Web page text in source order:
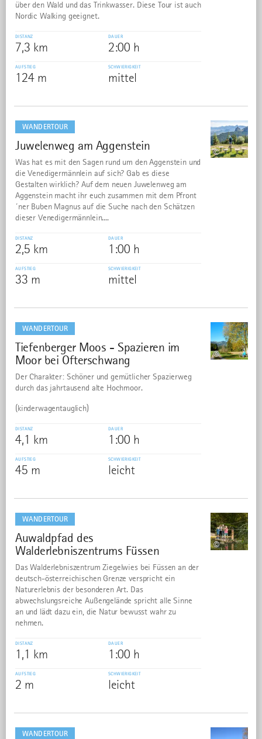
über den Wald und das Trinkwasser. Diese Tour ist auch
Nordic Walking geeignet.
DISTANZ
7,3 km
DAUER
2:00 h
AUFSTIEG
124 m
SCHWIERIGKEIT
mittel
WANDERTOUR
31
Juwelenweg am Aggenstein
©
Was hat es mit den Sagen rund um den Aggenstein und
die Venedigermännlein auf sich? Gab es diese
Gestalten wirklich? Auf dem neuen Juwelenweg am
Aggenstein macht ihr euch zusammen mit dem Pfront
´ner Buben Magnus auf die Suche nach den Schätzen
dieser Venedigermännlein....
DISTANZ
2,5 km
DAUER
1:00 h
AUFSTIEG
33 m
SCHWIERIGKEIT
mittel
dazu
WANDERTOUR
32
Tiefenberger Moos - Spazieren im
Moor bei Ofterschwang
©
Der Charakter: Schöner und gemütlicher Spazierweg
durch das jahrtausend alte Hochmoor.
(kinderwagentauglich)
DISTANZ
4,1 km
DAUER
1:00 h
AUFSTIEG
45 m
SCHWIERIGKEIT
leicht
dazu
WANDERTOUR
33
Auwaldpfad des
Walderlebniszentrums Füssen
©
Das Walderlebniszentrum Ziegelwies bei Füssen an der
deutsch-österreichischen Grenze verspricht ein
Naturerlebnis der besonderen Art. Das
abwechslungsreiche Außengelände spricht alle Sinne
an und lädt dazu ein, die Natur bewusst wahr zu
nehmen.
DISTANZ
1,1 km
DAUER
1:00 h
AUFSTIEG
2 m
SCHWIERIGKEIT
leicht
dazu
WANDERTOUR
dazu